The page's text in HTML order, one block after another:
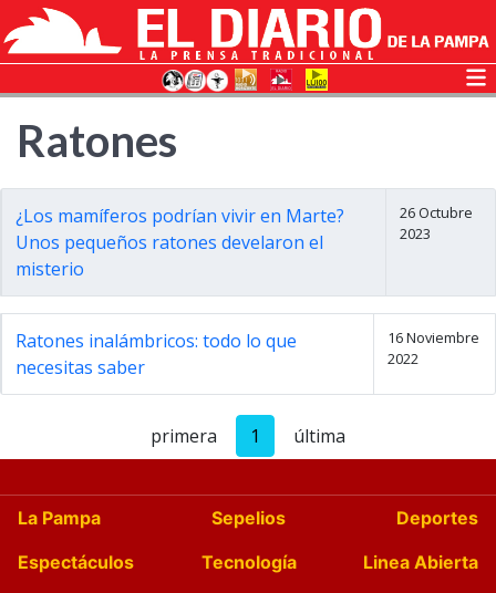
Ratones
¿Los mamíferos podrían vivir en Marte?
Unos pequeños ratones develaron el
misterio
26 Octubre
2023
Ratones inalámbricos: todo lo que
necesitas saber
16 Noviembre
2022
primera 1 última
La Pampa Sepelios
Deportes
Espectáculos
Tecnología
Linea Abierta